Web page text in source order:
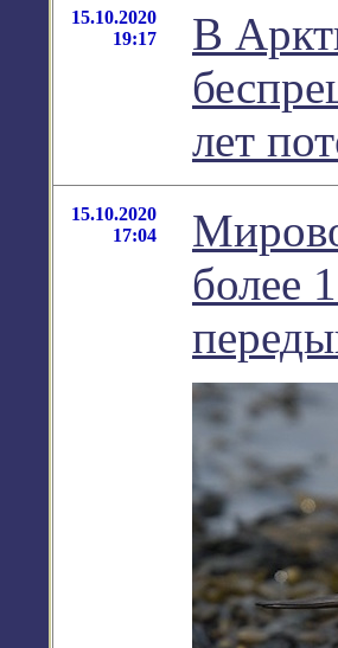
15.10.2020
19:17
В
лет
15.10.2020
17:04
более